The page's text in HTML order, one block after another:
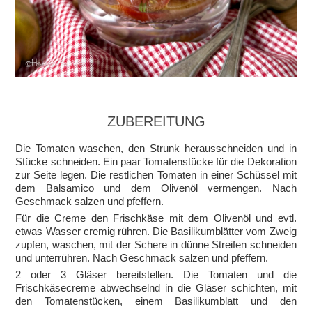
ZUBEREITUNG
Die Tomaten waschen, den Strunk herausschneiden und in
Stücke schneiden. Ein paar Tomatenstücke für die Dekoration
zur Seite legen. Die restlichen Tomaten in einer Schüssel mit
dem Balsamico und dem Olivenöl vermengen. Nach
Geschmack salzen und pfeffern.
Für die Creme den Frischkäse mit dem Olivenöl und evtl.
etwas Wasser cremig rühren. Die Basilikumblätter vom Zweig
zupfen, waschen, mit der Schere in dünne Streifen schneiden
und unterrühren. Nach Geschmack salzen und pfeffern.
2 oder 3 Gläser bereitstellen. Die Tomaten und die
Frischkäsecreme abwechselnd in die Gläser schichten, mit
den Tomatenstücken, einem Basilikumblatt und den